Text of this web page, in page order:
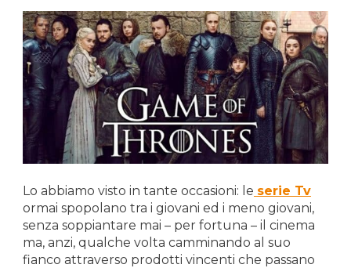
Lo abbiamo visto in tante occasioni: le serie Tv
ormai spopolano tra i giovani ed i meno giovani,
senza soppiantare mai – per fortuna – il cinema
ma, anzi, qualche volta camminando al suo
fianco attraverso prodotti vincenti che passano